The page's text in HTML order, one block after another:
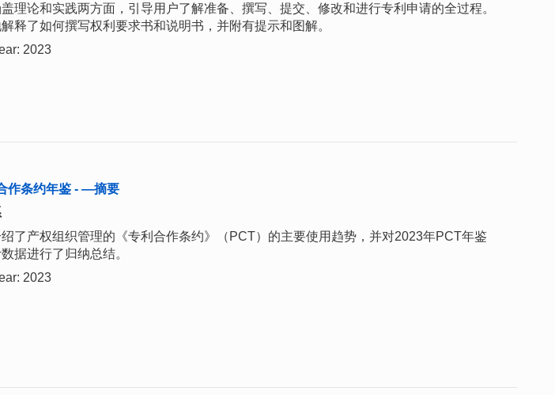
理论和实践两方面，引导用户了解准备、撰写、提交、修改和进行专利申请的全过程。
释了如何撰写权利要求书和说明书，并附有提示和图解。
2023
作条约年鉴 - —摘要
了产权组织管理的《专利合作条约》（PCT）的主要使用趋势，并对2023年PCT年鉴
据进行了归纳总结。
2023